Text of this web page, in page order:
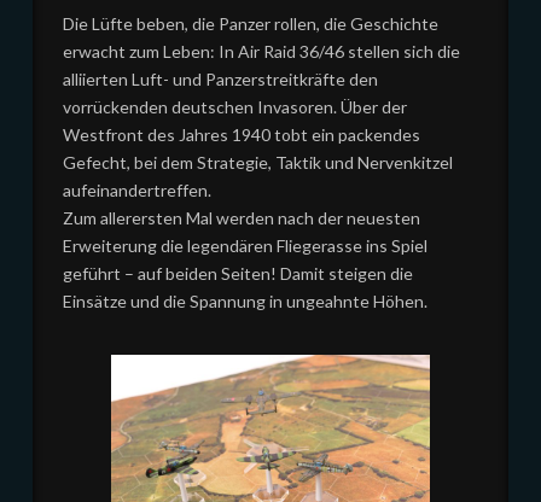
Die Lüfte beben, die Panzer rollen, die Geschichte
erwacht zum Leben: In Air Raid 36/46 stellen sich die
alliierten Luft- und Panzerstreitkräfte den
vorrückenden deutschen Invasoren. Über der
Westfront des Jahres 1940 tobt ein packendes
Gefecht, bei dem Strategie, Taktik und Nervenkitzel
aufeinandertreffen.
Zum allerersten Mal werden nach der neuesten
Erweiterung die legendären Fliegerasse ins Spiel
geführt – auf beiden Seiten! Damit steigen die
Einsätze und die Spannung in ungeahnte Höhen.